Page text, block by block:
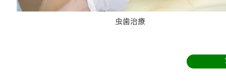
虫歯治療